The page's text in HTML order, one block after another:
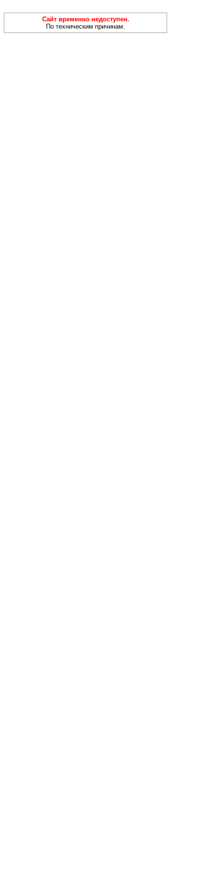
Сайт временно недоступен.
По техническим причинам.